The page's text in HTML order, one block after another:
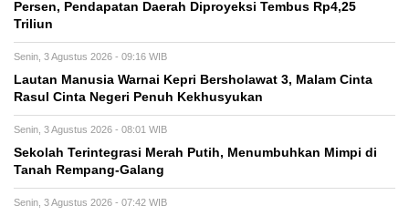
Persen, Pendapatan Daerah Diproyeksi Tembus Rp4,25
Triliun
Senin, 3 Agustus 2026 - 09:16 WIB
Lautan Manusia Warnai Kepri Bersholawat 3, Malam Cinta
Rasul Cinta Negeri Penuh Kekhusyukan
Senin, 3 Agustus 2026 - 08:01 WIB
Sekolah Terintegrasi Merah Putih, Menumbuhkan Mimpi di
Tanah Rempang-Galang
Senin, 3 Agustus 2026 - 07:42 WIB